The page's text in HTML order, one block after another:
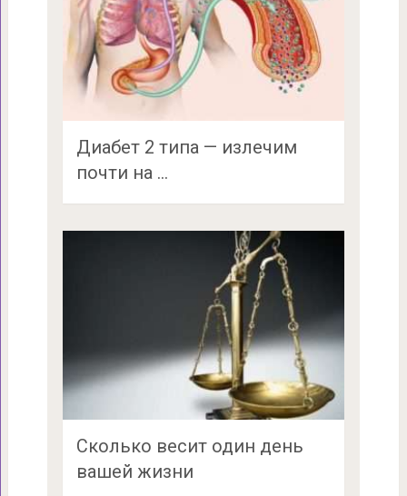
Диабет 2 типа — излечим
почти на …
Сколько весит один день
вашей жизни